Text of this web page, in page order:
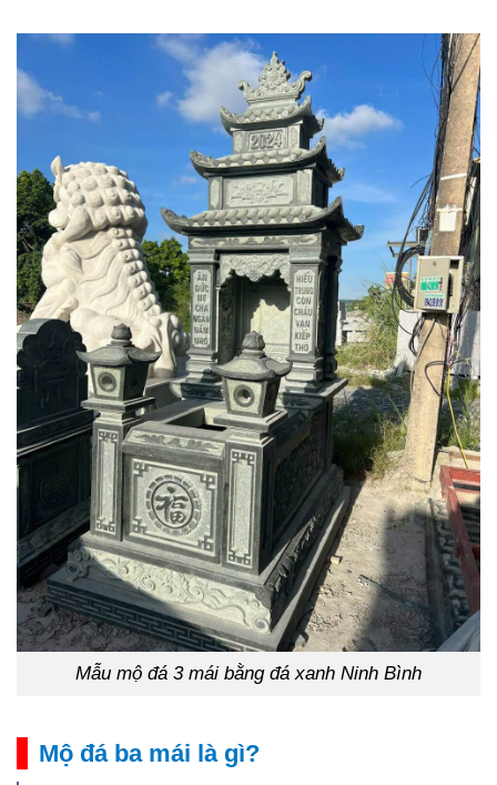
Mẫu mộ đá 3 mái bằng đá xanh Ninh Bình
Mộ đá ba mái là gì?